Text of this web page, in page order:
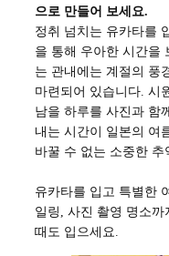
으로 만들어 보세요.
정취 넘치는 유카타를
을 통해 우아한 시간을
는 관내에는 계절의 풍
마련되어 있습니다. 시
남을 하루를 사진과 함
내는 시간이 일본의 여
바꿀 수 없는 소중한
유카타를 입고 특별한
일링, 사진 촬영 명소
때도 입으세요.